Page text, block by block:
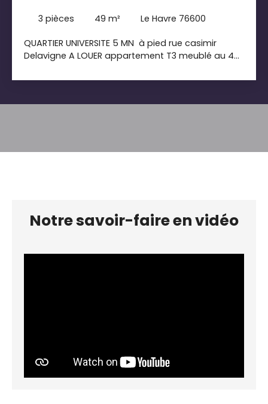
3 pièces 49 m² Le Havre 76600
QUARTIER UNIVERSITE 5 MN à pied rue casimir
Delavigne A LOUER appartement T3 meublé au 4
2 chambres , salle de bains, pas de salon idéal
00€ de charges comprenant l' eau ; entretien des
Notre savoir-faire en vidéo